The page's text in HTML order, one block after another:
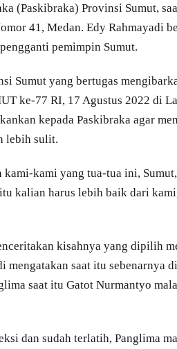
(Paskibraka) Provinsi Sumut,
41, Medan. Edy Rahmayadi
pemimpin Sumut.
Sumut yang bertugas
ke-77 RI, 17 Agustus 2022 di
kepada Paskibraka agar
lebih sulit.
kami-kami yang tua-tua ini,
kalian harus lebih baik dari
kisahnya yang dipilih
mengatakan saat itu sebenarnya
saat itu Gatot Nurmantyo
dan sudah terlatih, Panglima